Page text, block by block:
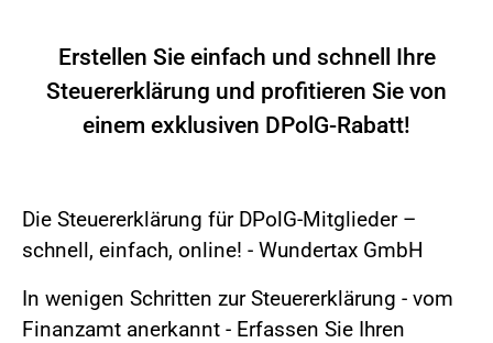
Erstellen Sie einfach und schnell Ihre
Steuererklärung und profitieren Sie von
einem exklusiven DPolG-Rabatt!
Die Steuererklärung für DPolG-Mitglieder –
schnell, einfach, online! - Wundertax GmbH
In wenigen Schritten zur Steuererklärung - vom
Finanzamt anerkannt - Erfassen Sie Ihren